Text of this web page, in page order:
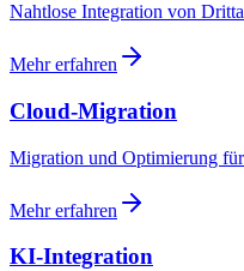
Nahtlose Integration von
Mehr erfahren
Cloud-Migration
Migration und Optimierung
Mehr erfahren
KI-Integration